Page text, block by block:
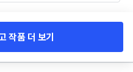
작품 더 보기